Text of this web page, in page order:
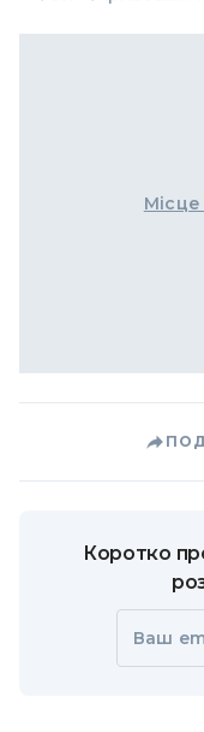
Коротко
Ваш